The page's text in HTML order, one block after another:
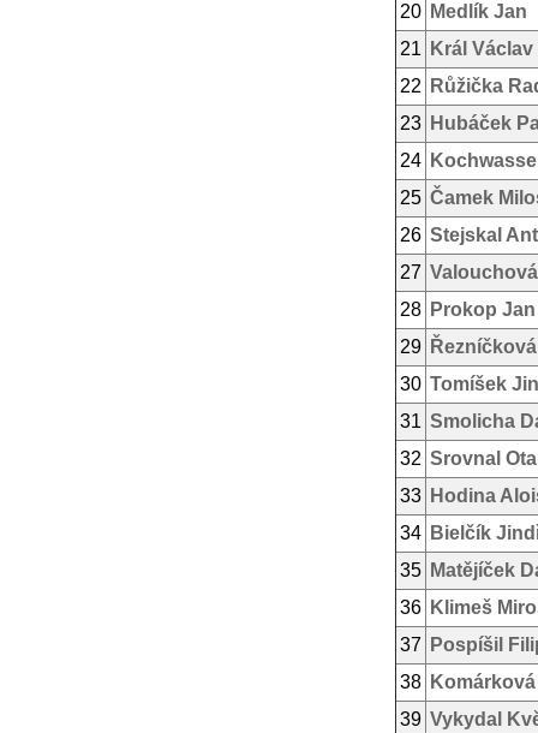
20 Medlík Jan
21
Král Václav
22
Růžička
23 Hubáček
24
25 Čamek
26 Stejskal
27
28 Prokop Jan
29
30 Tomíšek
31 Smolicha
32 Srovnal
33 Hodina
34 Bielčík
35 Matějíček
36 Klimeš
37
Pospíšil
38
39 Vykydal